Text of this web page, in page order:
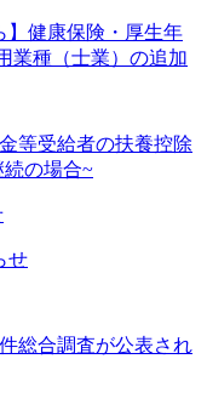
】健康保険・厚生年
業種（士業）の追加
等受給者の扶養控除
の場合~
せ
総合調査が公表され